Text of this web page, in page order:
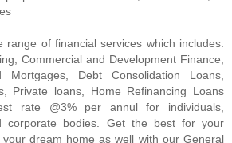
range of financial services which includes:
Commercial and Development Finance,
Mortgages, Debt Consolidation Loans,
Private loans, Home Refinancing Loans
rate @3% per annul for individuals,
corporate bodies. Get the best for your
dream home as well with our General